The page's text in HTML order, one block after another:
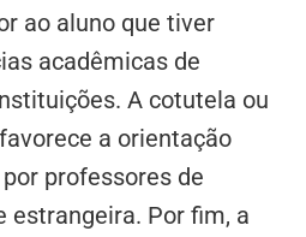
ao aluno que tiver
acadêmicas de
A cotutela ou
a orientação
professores de
estrangeira. Por fim, a